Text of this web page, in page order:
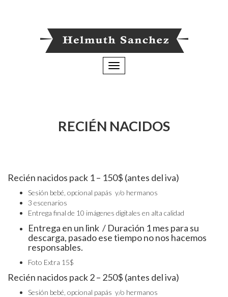
Toggle
navigation
RECIÉN NACIDOS
Recién nacidos pack 1 – 150$ (antes del iva)
Sesión bebé, opcional papás y/o hermanos
3 escenarios
Entrega final de 10 imágenes digitales en alta calidad
Entrega en un link / Duración 1 mes para su
descarga, pasado ese tiempo no nos hacemos
responsables.
Foto Extra 15$
Recién nacidos pack 2 – 250$ (antes del iva)
Sesión bebé, opcional papás y/o hermanos